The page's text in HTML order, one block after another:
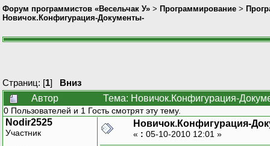
Форум программистов «Весельчак У» > Программирование >
Новичок.Конфигурация-Документы-
Страниц: [1] Вниз
Автор
Тема: Новичок.Конфигурация-
0 Пользователей и 1 Гость смотрят эту тему.
Nodir2525
Участник
Новичок.Конфигурация-
« : 05-10-2010 12:01 »